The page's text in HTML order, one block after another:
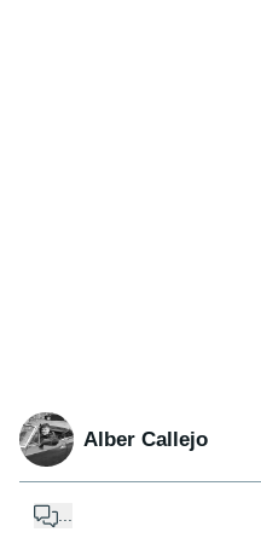
Alber Callejo
...